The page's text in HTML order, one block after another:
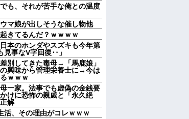
も、それが苦手な俺との温度
マ娘が出しそうな催し物他
きてるんだ？ｗｗｗｗ
本のホンダやスズキも今年第
見事なV字回復‥」
別してきた毒母→「馬鹿娘」
興味から管理栄養士に→今は
ｗｗｗ
一家。法事でも虚偽の金銭要
けに恐怖の親戚と「永久絶
解
活、その理由がコレｗｗｗ